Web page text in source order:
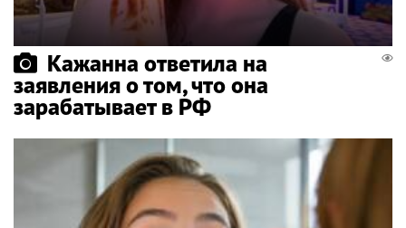
Кажанна ответила на
заявления о том, что она
зарабатывает в РФ